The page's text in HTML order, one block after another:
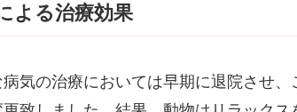
よる治療効果
気の治療においては早期に退院させ